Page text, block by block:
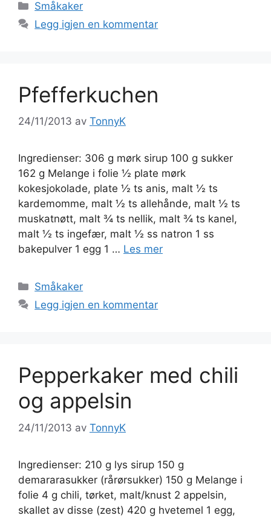
Kategorier
Småkaker
Legg igjen en kommentar
Pfefferkuchen
24/11/2013 av TonnyK
Ingredienser: 306 g mørk sirup 100 g sukker
162 g Melange i folie ½ plate mørk
kokesjokolade, plate ½ ts anis, malt ½ ts
kardemomme, malt ½ ts allehånde, malt ½ ts
muskatnøtt, malt ¾ ts nellik, malt ¾ ts kanel,
malt ½ ts ingefær, malt ½ ss natron 1 ss
bakepulver 1 egg 1 … Les mer
Kategorier
Småkaker
Legg igjen en kommentar
Pepperkaker med chili
og appelsin
24/11/2013 av TonnyK
Ingredienser: 210 g lys sirup 150 g
demararasukker (rårørsukker) 150 g Melange i
folie 4 g chili, tørket, malt/knust 2 appelsin,
skallet av disse (zest) 420 g hvetemel 1 egg,